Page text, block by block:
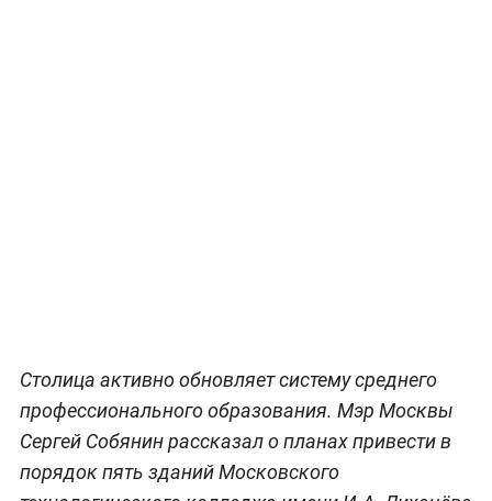
Столица активно обновляет систему среднего
профессионального образования. Мэр Москвы
Сергей Собянин рассказал о планах привести в
порядок пять зданий Московского